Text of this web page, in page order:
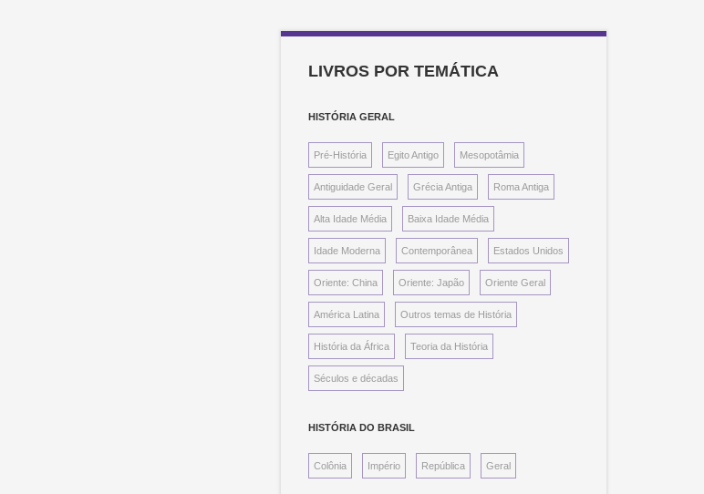
LIVROS POR TEMÁTICA
HISTÓRIA GERAL
Pré-História Egito Antigo Mesopotâmia
Antiguidade Geral Grécia Antiga Roma Antiga
Alta Idade Média Baixa Idade Média
Idade Moderna Contemporânea Estados Unidos
Oriente: China Oriente: Japão Oriente Geral
América Latina Outros temas de História
História da África Teoria da História
Séculos e décadas
HISTÓRIA DO BRASIL
Colônia Império República Geral